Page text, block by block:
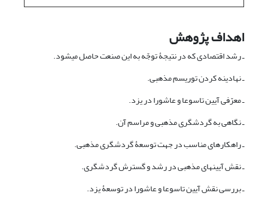
اهداف پژوهش
ـ رشد اقتصادی که در نتیجۀ توجّه به این صنعت حاصل می­شود.
ـ نهادینه کردن توریسم مذهبی.
ـ معرّفی آیین تاسوعا و عاشورا در یزد.
ـ نگاهی به گردشگری مذهبی و مراسم آن.
ـ راهکارهای مناسب در جهت توسعۀ گردشگری مذهبی.
ـ نقش آیین­های مذهبی در رشد و گسترش گردشگری.
ـ بررسی نقش آیین تاسوعا و عاشورا در توسعۀ یزد.